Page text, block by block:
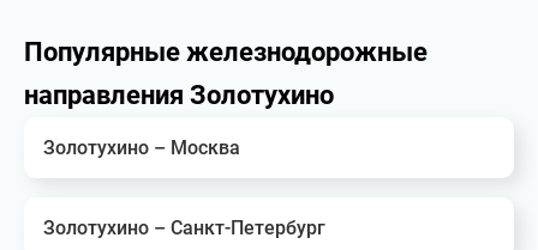
Популярные железнодорожные
направления Золотухино
Золотухино – Москва
Золотухино – Санкт-Петербург